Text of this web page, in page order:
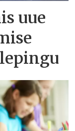
uue